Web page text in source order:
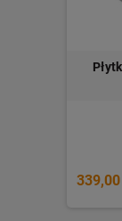
339,00